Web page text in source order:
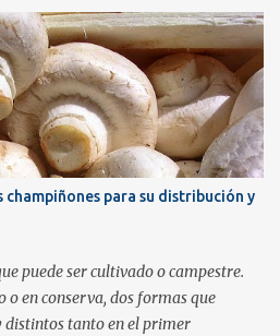
la información de trazabilidad.
habitual pero no transmite la
dentro. Una buena alternativa
transparente con tapa de bisagra
impresa a modo de etiqueta y
de plástico PET rígido tiene un
de euro mientras que el coste de
de solamente 5 céntimos de euro, en
No difiere mucho en coste de
champiñones para su distribución y
puede ser cultivado o campestre.
o en conserva, dos formas que
tanto en el primer